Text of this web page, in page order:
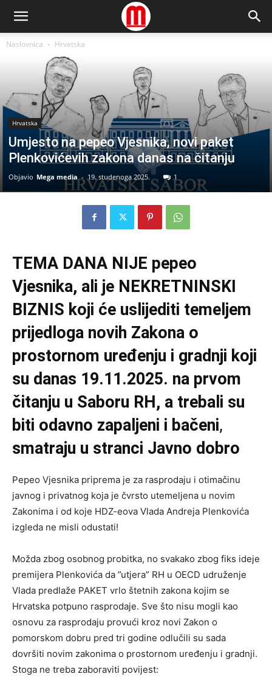
Naslovnica Hrvatska
Hrvatska
Umjesto na pepeo Vjesnika, novi paket
Plenkovićevih zakona danas na čitanju
Objavio Mega media - 19. studenoga 2025. 1
TEMA DANA NIJE pepeo
Vjesnika, ali je NEKRETNINSKI
BIZNIS koji će uslijediti temeljem
prijedloga novih Zakona o
prostornom uređenju i gradnji koji
su danas 19.11.2025. na prvom
čitanju u Saboru RH, a trebali su
biti odavno zapaljeni i bačeni,
smatraju u stranci Javno dobro
Pepeo Vjesnika priprema je za rasprodaju i otimačinu
javnog i privatnog koja je čvrsto utemeljena u novim
Zakonima i od koje HDZ-eova Vlada Andreja Plenkovića
izgleda ne misli odustati!
Možda zbog osobnog probitka, no svakako zbog fiks ideje
premijera Plenkovića da ”utjera” RH u OECD udruženje
Vlada predlaže PAKET vrlo štetnih zakona kojim se
Hrvatska potpuno rasprodaje. Sve što nisu mogli kao
osnovu za rasprodaju provući kroz novi Zakon o
pomorskom dobru pred tri godine odlučili su sada
dovršiti novim zakonima o prostornom uređenju i gradnji.
Stoga ne treba zaboraviti povijest: